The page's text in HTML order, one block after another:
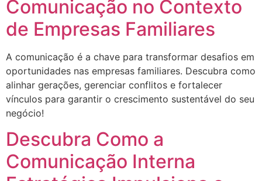
Comunicação no Contexto
de Empresas Familiares
A comunicação é a chave para transformar desafios em
oportunidades nas empresas familiares. Descubra como
alinhar gerações, gerenciar conflitos e fortalecer
vínculos para garantir o crescimento sustentável do seu
negócio!
Descubra Como a
Comunicação Interna